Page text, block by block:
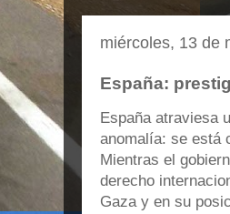
miércoles, 13 de
España:
España atraviesa
anomalía: se está
Mientras el
derecho
Gaza y en su